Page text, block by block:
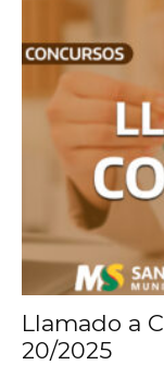
Llamado a
20/2025